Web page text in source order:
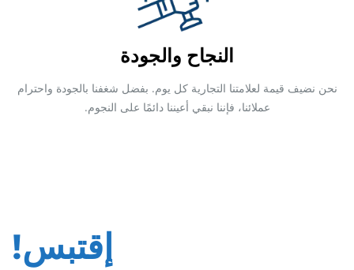
النجاح والجودة
نحن نضيف قيمة لعلامتنا التجارية كل يوم. بفضل شغفنا بالجودة واحترام
عملائنا، فإننا نبقي أعيننا دائمًا على النجوم.
إقتبس!